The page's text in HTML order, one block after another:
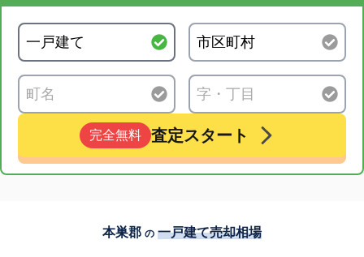
完全無料 査定スタート
本巣郡 の 一戸建て売却相場